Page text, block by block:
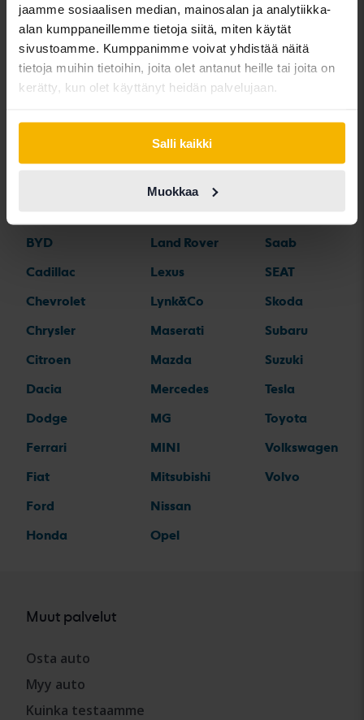
jaamme sosiaalisen median, mainosalan ja analytiikka-
alan kumppaneillemme tietoja siitä, miten käytät
sivustoamme. Kumppanimme voivat yhdistää näitä
tietoja muihin tietoihin, joita olet antanut heille tai joita on
kerätty, kun olet käyttänyt heidän palvelujaan.
Salli kaikki
Muokkaa
Automerkit
Alfa Romeo
Aston Martin
BYD
Cadillac
Chevrolet
Chrysler
Citroen
Dacia
Dodge
Ferrari
Fiat
Ford
Honda
Hyundai
Iveco
Jeep
Land Rover
Lexus
Lynk&Co
Maserati
Mazda
Mercedes
MG
MINI
Mitsubishi
Nissan
Opel
Peugeot
Polestar
Saab
SEAT
Skoda
Subaru
Suzuki
Tesla
Toyota
Volkswagen
Volvo
Muut palvelut
Osta auto
Myy auto
Kuinka testaamme